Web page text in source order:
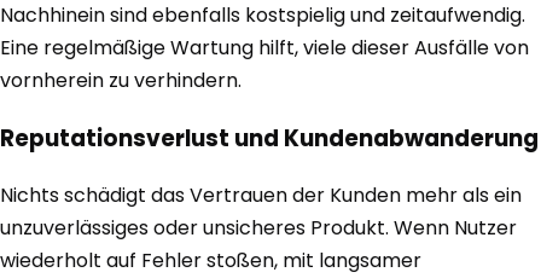
Nachhinein sind ebenfalls kostspielig und zeitaufwendig.
Eine regelmäßige Wartung hilft, viele dieser Ausfälle von
vornherein zu verhindern.
Reputationsverlust und Kundenabwanderung
Nichts schädigt das Vertrauen der Kunden mehr als ein
unzuverlässiges oder unsicheres Produkt. Wenn Nutzer
wiederholt auf Fehler stoßen, mit langsamer